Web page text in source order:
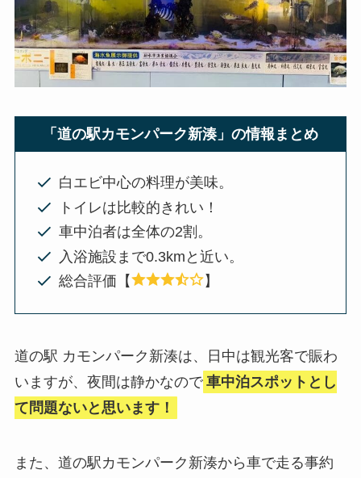
「道の駅カモンパーク新湊」の情報まとめ
白エビ中心の料理が美味。
トイレは比較的きれい！
車中泊者は全体の2割。
入浴施設まで0.3kmと近い。
総合評価【
】
道の駅 カモンパーク新湊は、日中は観光客で賑わ
いますが、夜間は静かなので 車中泊スポットとし
て問題ないと思います！
また、道の駅カモンパーク新湊から車で走る事約